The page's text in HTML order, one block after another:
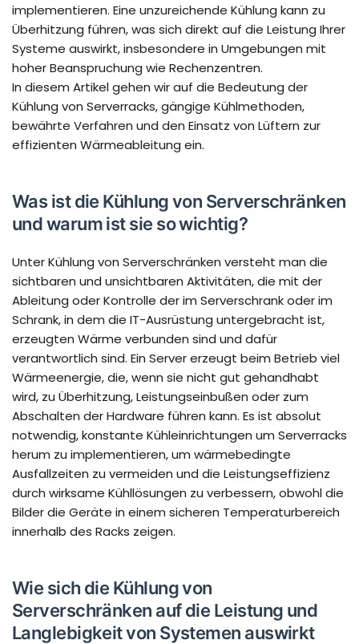
implementieren. Eine unzureichende Kühlung kann zu
Überhitzung führen, was sich direkt auf die Leistung Ihrer
Systeme auswirkt, insbesondere in Umgebungen mit
hoher Beanspruchung wie Rechenzentren.
In diesem Artikel gehen wir auf die Bedeutung der
Kühlung von Serverracks, gängige Kühlmethoden,
bewährte Verfahren und den Einsatz von Lüftern zur
effizienten Wärmeableitung ein.
Was ist die Kühlung von Serverschränken
und warum ist sie so wichtig?
Unter Kühlung von Serverschränken versteht man die
sichtbaren und unsichtbaren Aktivitäten, die mit der
Ableitung oder Kontrolle der im Serverschrank oder im
Schrank, in dem die IT-Ausrüstung untergebracht ist,
erzeugten Wärme verbunden sind und dafür
verantwortlich sind. Ein Server erzeugt beim Betrieb viel
Wärmeenergie, die, wenn sie nicht gut gehandhabt
wird, zu Überhitzung, Leistungseinbußen oder zum
Abschalten der Hardware führen kann. Es ist absolut
notwendig, konstante Kühleinrichtungen um Serverracks
herum zu implementieren, um wärmebedingte
Ausfallzeiten zu vermeiden und die Leistungseffizienz
durch wirksame Kühllösungen zu verbessern, obwohl die
Bilder die Geräte in einem sicheren Temperaturbereich
innerhalb des Racks zeigen.
Wie sich die Kühlung von
Serverschränken auf die Leistung und
Langlebigkeit von Systemen auswirkt